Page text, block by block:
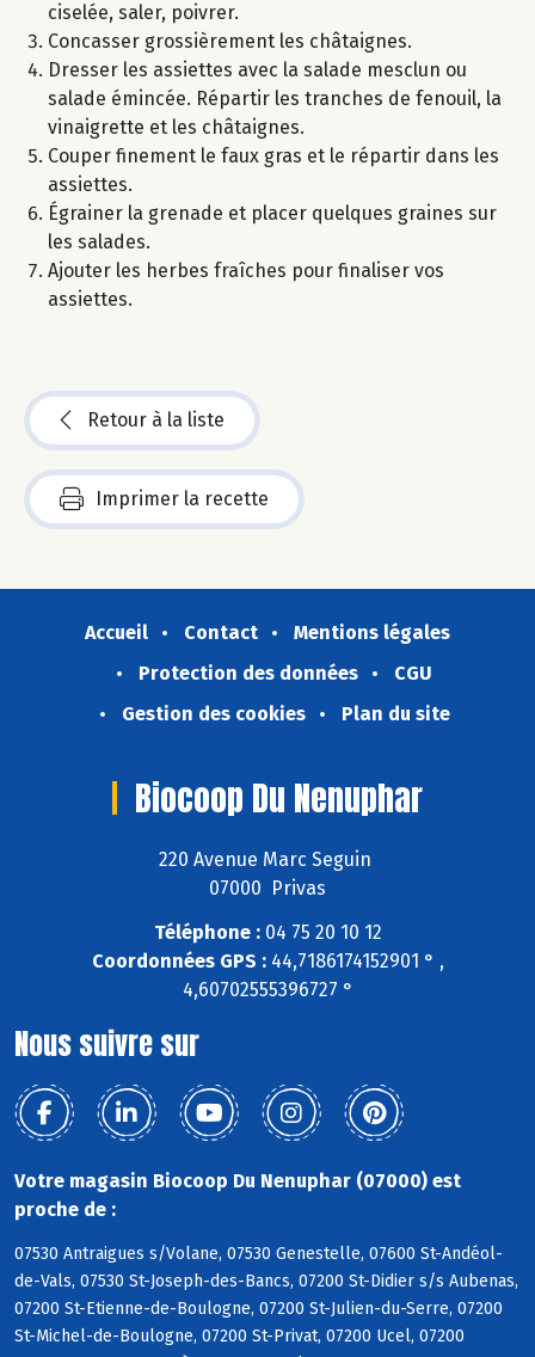
ciselée, saler, poivrer.
Concasser grossièrement les châtaignes.
Dresser les assiettes avec la salade mesclun ou
salade émincée. Répartir les tranches de fenouil, la
vinaigrette et les châtaignes.
Couper finement le faux gras et le répartir dans les
assiettes.
Égrainer la grenade et placer quelques graines sur
les salades.
Ajouter les herbes fraîches pour finaliser vos
assiettes.
Retour à la liste
Imprimer la recette
Accueil Contact
Mentions légales
Protection des données
CGU
Gestion des cookies
Plan du site
Biocoop Du Nenuphar
220 Avenue Marc Seguin
07000 Privas
Téléphone :04 75 20 10 12
Coordonnées GPS :44,7186174152901 ° ,
4,60702555396727 °
Nous suivre sur
Votre magasin Biocoop Du Nenuphar (07000) est
proche de :
07530 Antraigues s/Volane, 07530 Genestelle, 07600 St-Andéol-
de-Vals, 07530 St-Joseph-des-Bancs, 07200 St-Didier s/s Aubenas,
07200 St-Etienne-de-Boulogne, 07200 St-Julien-du-Serre, 07200
St-Michel-de-Boulogne, 07200 St-Privat, 07200 Ucel, 07200